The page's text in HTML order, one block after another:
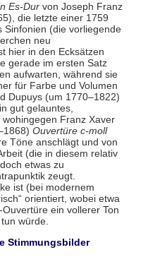
Es-Durvon Joseph Franz
die letzte einer 1759
Sinfonien (die vorliegende
neu
hier in den Ecksätzen
gerade im ersten Satz
aufwarten, während sie
für Farbe und Volumen
Dupuys (um 1770–1822)
gut gelauntes,
Franz Xaver
Ouvertüre c-moll
Töne anschlägt und von
(die in diesem relativ
etwas zu
zeugt.
ist (bei modernem
orientiert, wobei etwa
ein vollerer Ton
würde.
Stimmungsbilder